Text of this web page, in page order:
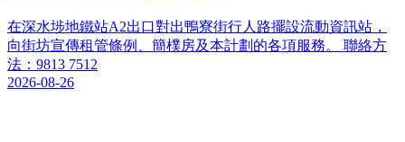
在深水埗地鐵站A2出口對出鴨寮街行人路擺設流動資訊站，
向街坊宣傳租管條例、簡樸房及本計劃的各項服務。 聯絡方
法：9813 7512
2026-08-26